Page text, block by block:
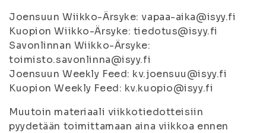
Joensuun Wiikko-Ärsyke: vapaa-aika@isyy.fi
Kuopion Wiikko-Ärsyke: tiedotus@isyy.fi
Savonlinnan Wiikko-Ärsyke:
toimisto.savonlinna@isyy.fi
Joensuun Weekly Feed: kv.joensuu@isyy.fi
Kuopion Weekly Feed: kv.kuopio@isyy.fi
Muutoin materiaali viikkotiedotteisiin
pyydetään toimittamaan aina viikkoa ennen